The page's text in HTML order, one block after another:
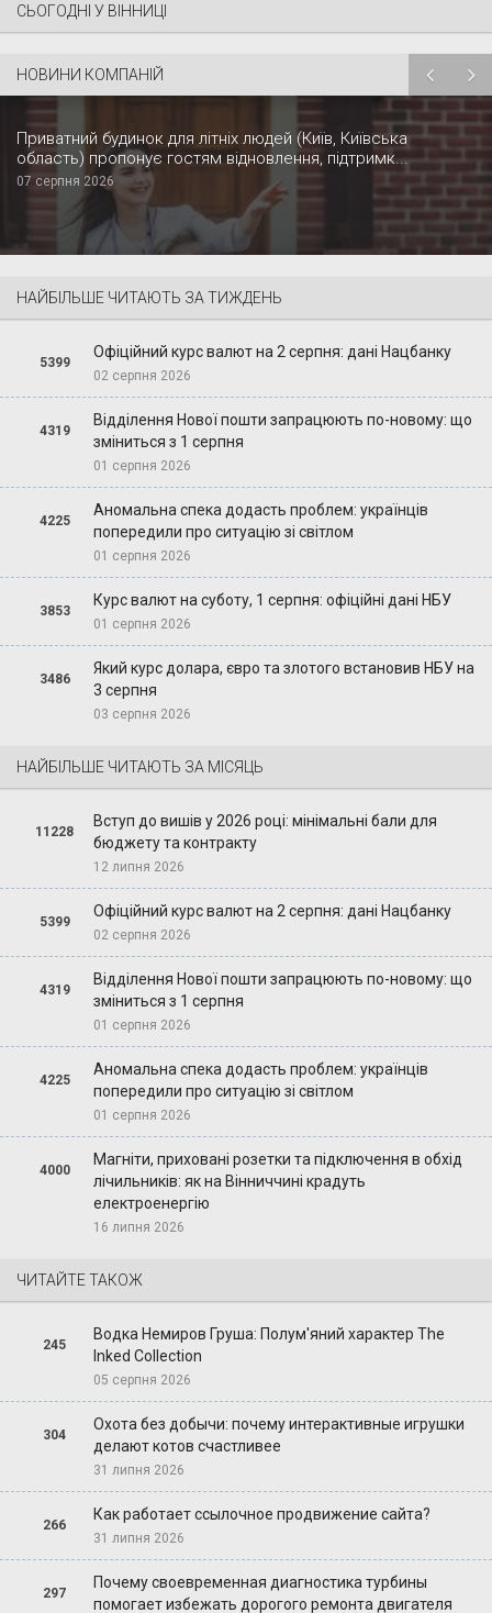
СЬОГОДНІ У ВІННИЦІ
НОВИНИ КОМПАНІЙ
Приватний будинок для літніх людей (Київ, Київська
область) пропонує гостям відновлення, підтримк...
07 серпня 2026
НАЙБІЛЬШЕ ЧИТАЮТЬ ЗА ТИЖДЕНЬ
5399
Офіційний курс валют на 2 серпня: дані Нацбанку
02 серпня 2026
4319
Відділення Нової пошти запрацюють по-новому: що
зміниться з 1 серпня
01 серпня 2026
4225
Аномальна спека додасть проблем: українців
попередили про ситуацію зі світлом
01 серпня 2026
3853
Курс валют на суботу, 1 серпня: офіційні дані НБУ
01 серпня 2026
3486
Який курс долара, євро та злотого встановив НБУ на
3 серпня
03 серпня 2026
НАЙБІЛЬШЕ ЧИТАЮТЬ ЗА МІСЯЦЬ
11228
Вступ до вишів у 2026 році: мінімальні бали для
бюджету та контракту
12 липня 2026
5399
Офіційний курс валют на 2 серпня: дані Нацбанку
02 серпня 2026
4319
Відділення Нової пошти запрацюють по-новому: що
зміниться з 1 серпня
01 серпня 2026
4225
Аномальна спека додасть проблем: українців
попередили про ситуацію зі світлом
01 серпня 2026
4000
Магніти, приховані розетки та підключення в обхід
лічильників: як на Вінниччині крадуть
електроенергію
16 липня 2026
ЧИТАЙТЕ ТАКОЖ
245
Водка Немиров Груша: Полум'яний характер The
Inked Collection
05 серпня 2026
304
Охота без добычи: почему интерактивные игрушки
делают котов счастливее
31 липня 2026
266
Как работает ссылочное продвижение сайта?
31 липня 2026
297
Почему своевременная диагностика турбины
помогает избежать дорогого ремонта двигателя